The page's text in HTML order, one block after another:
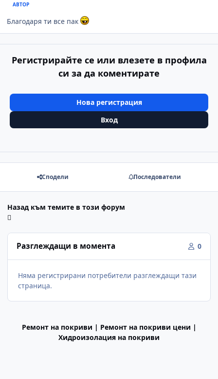
АВТОР
Благодаря ти все пак
Регистрирайте се или влезете в профила
си за да коментирате
Нова регистрация
Вход
Сподели Последователи
Назад към темите в този форум
Разглеждащи в момента 0
Няма регистрирани потребители разглеждащи тази
страница.
Ремонт на покриви | Ремонт на покриви цени |
Хидроизолация на покриви